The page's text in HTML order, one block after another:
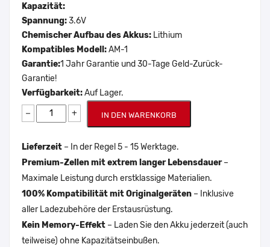
Kapazität:
Spannung:3.6V
Chemischer Aufbau des Akkus: Lithium
Kompatibles Modell:AM-1
Garantie:1 Jahr Garantie und 30-Tage Geld-Zurück-
Garantie!
Verfügbarkeit:Auf Lager.
− + IN DEN WARENKORB
Lieferzeit – In der Regel 5 - 15 Werktage.
Premium-Zellen mit extrem langer Lebensdauer–
Maximale Leistung durch erstklassige Materialien.
100% Kompatibilität mit Originalgeräten – Inklusive
aller Ladezubehöre der Erstausrüstung.
Kein Memory-Effekt – Laden Sie den Akku jederzeit (auch
teilweise) ohne Kapazitätseinbußen.